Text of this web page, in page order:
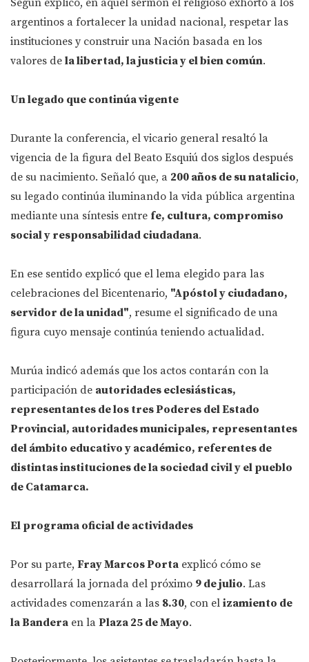
Según explicó, en aquel sermón el religioso exhortó a los
argentinos a fortalecer la unidad nacional, respetar las
instituciones y construir una Nación basada en los
valores de la libertad, la justicia y el bien común.
Un legado que continúa vigente
Durante la conferencia, el vicario general resaltó la
vigencia de la figura del Beato Esquiú dos siglos después
de su nacimiento. Señaló que, a 200 años de su natalicio,
su legado continúa iluminando la vida pública argentina
mediante una síntesis entre fe, cultura, compromiso
social y responsabilidad ciudadana.
En ese sentido explicó que el lema elegido para las
celebraciones del Bicentenario, "Apóstol y ciudadano,
servidor de la unidad", resume el significado de una
figura cuyo mensaje continúa teniendo actualidad.
Murúa indicó además que los actos contarán con la
participación de autoridades eclesiásticas,
representantes de los tres Poderes del Estado
Provincial, autoridades municipales, representantes
del ámbito educativo y académico, referentes de
distintas instituciones de la sociedad civil y el pueblo
de Catamarca.
El programa oficial de actividades
Por su parte, Fray Marcos Porta explicó cómo se
desarrollará la jornada del próximo 9 de julio. Las
actividades comenzarán a las 8.30, con el izamiento de
la Bandera en la Plaza 25 de Mayo.